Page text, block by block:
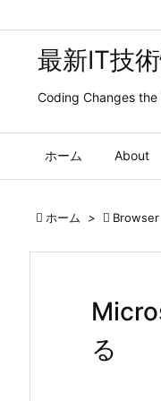
最新IT技
Coding Changes the
ホーム About
 ホーム >  Browser
る